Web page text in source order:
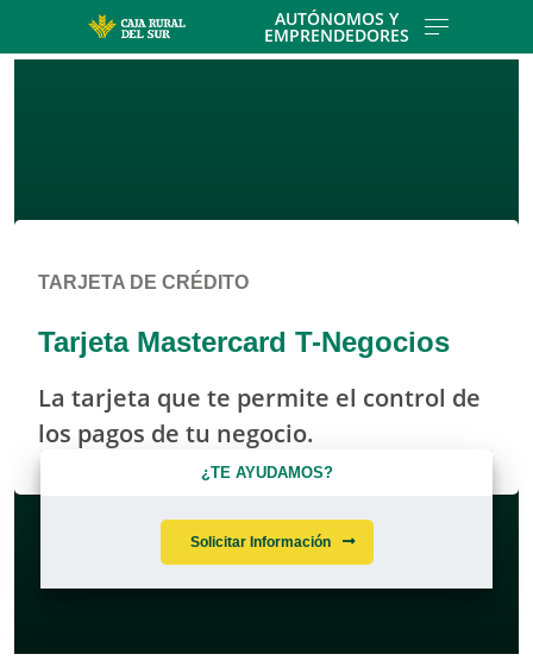
Skip to main contentt
AUTÓNOMOS Y
EMPRENDEDORES
TARJETA DE CRÉDITO
Tarjeta Mastercard T-Negocios
La tarjeta que te permite el control de
los pagos de tu negocio.
¿TE AYUDAMOS?
Solicitar Información